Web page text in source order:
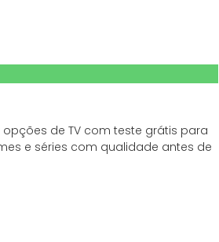
de TV com teste grátis para
e séries com qualidade antes de